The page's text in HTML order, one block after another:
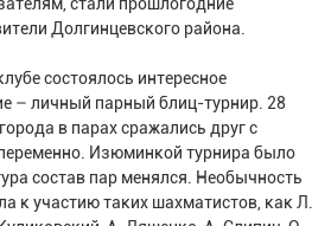
стали прошлогодние
Долгинцевского района.
состоялось интересное
– личный парный блиц-турнир. 28
в парах сражались друг с
Изюминкой турнира было
состав пар менялся. Необычность
к участию таких шахматистов, как Л.